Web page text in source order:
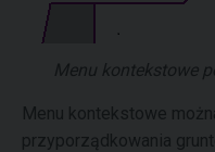
Menu kontekstowe
Menu kontekstowe
przyporządkowania